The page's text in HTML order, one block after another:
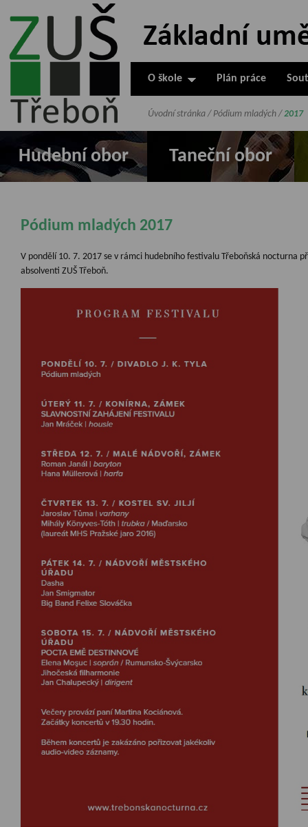
ZUŠ Třeboň -
Základní
umělecká škola
O škole Plán práce
Hudební obor Taneční obor
Úvodní stránka / Pódium mladých / 2017
Pódium mladých 2017
V pondělí 10. 7. 2017 se v rámci hudebního festivalu Třeboňská nocturna
absolventi ZUŠ Třeboň.